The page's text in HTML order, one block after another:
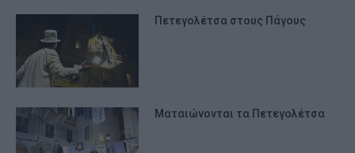
Πετεγολέτσα στους Πάγους
Ματαιώνονται τα Πετεγολέτσα